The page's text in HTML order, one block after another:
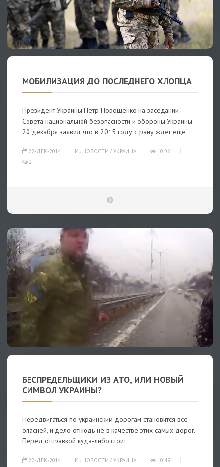
МОБИЛИЗАЦИЯ ДО ПОСЛЕДНЕГО ХЛОПЦА
Президент Украины Петр Порошенко на заседании
Совета национальной безопасности и обороны Украины
20 декабря заявил, что в 2015 году страну ждет еще
22-ДЕК-2014 НОВОСТИ / УКРАИНА
10 061
2
БЕСПРЕДЕЛЬЩИКИ ИЗ АТО, ИЛИ НОВЫЙ
СИМВОЛ УКРАИНЫ?
Передвигаться по украинским дорогам становится всё
опасней, и дело отнюдь не в качестве этих самых дорог.
Перед отправкой куда-либо стоит
22-ДЕК-2014 НОВОСТИ / УКРАИНА
10 491